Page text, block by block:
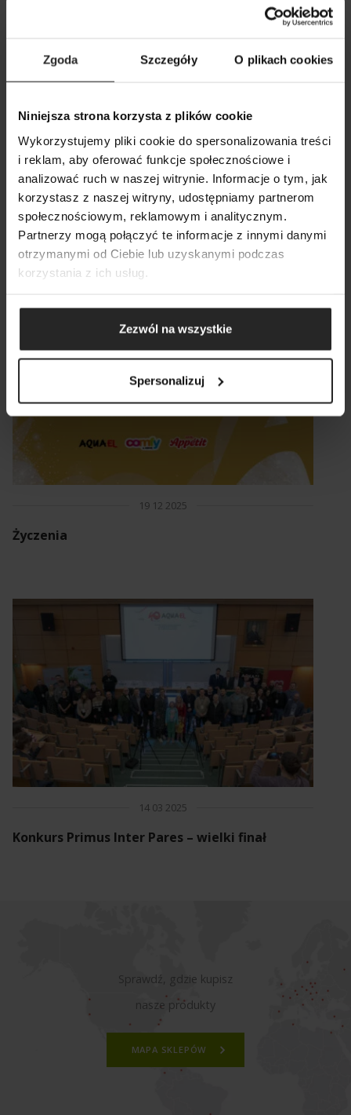
Zgoda Szczegóły O plikach cookies
Niniejsza strona korzysta z plików cookie
Wykorzystujemy pliki cookie do spersonalizowania treści
i reklam, aby oferować funkcje społecznościowe i
analizować ruch w naszej witrynie. Informacje o tym, jak
korzystasz z naszej witryny, udostępniamy partnerom
społecznościowym, reklamowym i analitycznym.
Partnerzy mogą połączyć te informacje z innymi danymi
otrzymanymi od Ciebie lub uzyskanymi podczas
korzystania z ich usług.
Zezwól na wszystkie
Spersonalizuj
14 05 2026
Ostrzeżenie przed stroną podszywającą się pod
firmę Aquael
19 12 2025
Życzenia
14 03 2025
Konkurs Primus Inter Pares – wielki finał
Sprawdź, gdzie kupisz
nasze produkty
MAPA SKLEPÓW
SZUKAJ